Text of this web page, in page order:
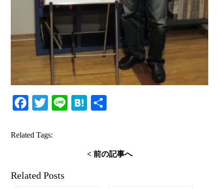
Facebook
TwitterLineHatena
Related Tags:
< 前の記事へ
Related Posts